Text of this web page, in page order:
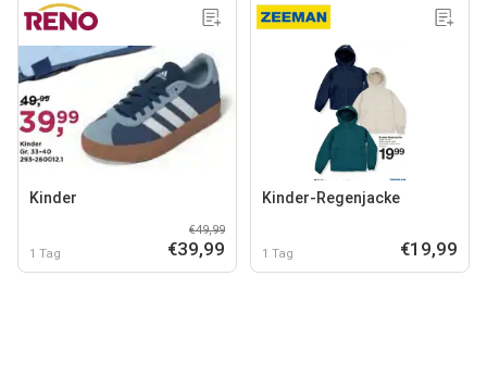
Kinder
1 Tag
€49,99
€39,99
Kinder-Regenjacke
1 Tag €19,99